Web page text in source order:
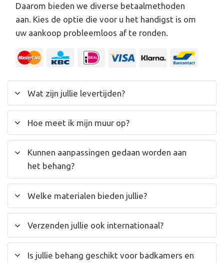
Daarom bieden we diverse betaalmethoden
aan. Kies de optie die voor u het handigst is om
uw aankoop probleemloos af te ronden.
Wat zijn jullie levertijden?
Hoe meet ik mijn muur op?
Kunnen aanpassingen gedaan worden aan
het behang?
Welke materialen bieden jullie?
Verzenden jullie ook internationaal?
Is jullie behang geschikt voor badkamers en